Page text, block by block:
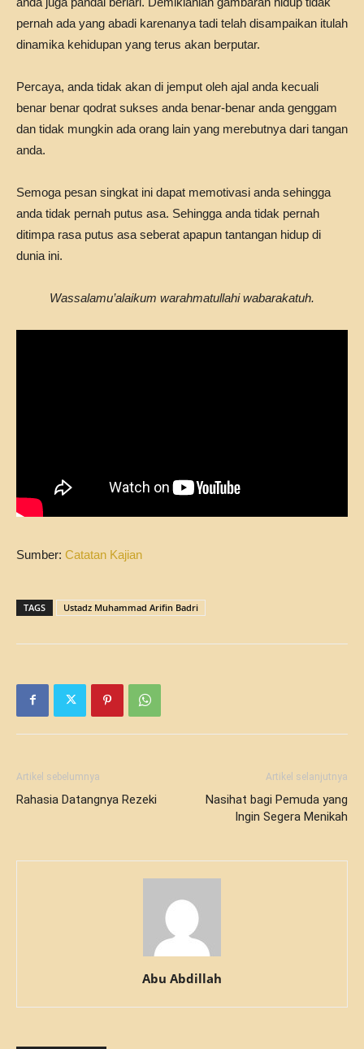
pernah ada yang abadi karenanya tadi telah disampaikan itulah
dinamika kehidupan yang terus akan berputar.
Percaya, anda tidak akan di jemput oleh ajal anda kecuali
benar benar qodrat sukses anda benar-benar anda genggam
dan tidak mungkin ada orang lain yang merebutnya dari tangan
anda.
Semoga pesan singkat ini dapat memotivasi anda sehingga
anda tidak pernah putus asa. Sehingga anda tidak pernah
ditimpa rasa putus asa seberat apapun tantangan hidup di
dunia ini.
Wassalamu’alaikum warahmatullahi wabarakatuh.
Sumber: Catatan Kajian
TAGS Ustadz Muhammad Arifin Badri
Artikel sebelumnya
Rahasia Datangnya Rezeki
Artikel selanjutnya
Nasihat bagi Pemuda yang
Ingin Segera Menikah
Abu Abdillah